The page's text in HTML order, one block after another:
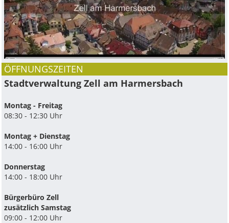
ÖFFNUNGSZEITEN
Stadtverwaltung Zell am Harmersbach
Montag - Freitag
08:30 - 12:30 Uhr
Montag + Dienstag
14:00 - 16:00 Uhr
Donnerstag
14:00 - 18:00 Uhr
Bürgerbüro Zell
zusätzlich Samstag
09:00 - 12:00 Uhr